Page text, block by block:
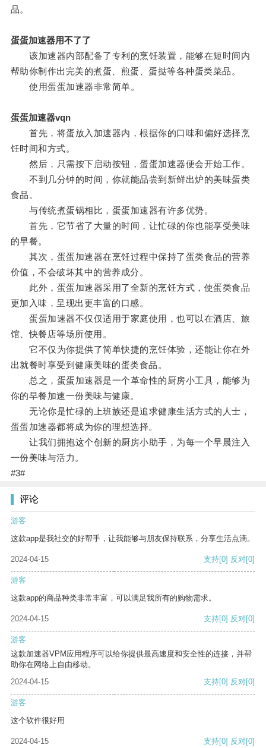
品。
蛋蛋加速器用不了了
该加速器内部配备了专利的烹饪装置，能够在短时间内
帮助你制作出完美的煮蛋、煎蛋、蛋挞等各种蛋类菜品。
使用蛋蛋加速器非常简单。
蛋蛋加速器vqn
首先，将蛋放入加速器内，根据你的口味和偏好选择烹
饪时间和方式。
然后，只需按下启动按钮，蛋蛋加速器便会开始工作。
不到几分钟的时间，你就能品尝到新鲜出炉的美味蛋类
食品。
与传统煮蛋锅相比，蛋蛋加速器有许多优势。
首先，它节省了大量的时间，让忙碌的你也能享受美味
的早餐。
其次，蛋蛋加速器在烹饪过程中保持了蛋类食品的营养
价值，不会破坏其中的营养成分。
此外，蛋蛋加速器采用了全新的烹饪方式，使蛋类食品
更加入味，呈现出更丰富的口感。
蛋蛋加速器不仅仅适用于家庭使用，也可以在酒店、旅
馆、快餐店等场所使用。
它不仅为你提供了简单快捷的烹饪体验，还能让你在外
出就餐时享受到健康美味的蛋类食品。
总之，蛋蛋加速器是一个革命性的厨房小工具，能够为
你的早餐加速一份美味与健康。
无论你是忙碌的上班族还是追求健康生活方式的人士，
蛋蛋加速器都将成为你的理想选择。
让我们拥抱这个创新的厨房小助手，为每一个早晨注入
一份美味与活力。
#3#
评论
游客
这款app是我社交的好帮手，让我能够与朋友保持联系，分享生活点滴。
2024-04-15 支持[0] 反对[0]
游客
这款app的商品种类非常丰富，可以满足我所有的购物需求。
2024-04-15 支持[0] 反对[0]
游客
这款加速器VPM应用程序可以给你提供最高速度和安全性的连接，并帮
助你在网络上自由移动。
2024-04-15
支持[0] 反对[0]
游客
这个软件很好用
2024-04-15 支持[0] 反对[0]